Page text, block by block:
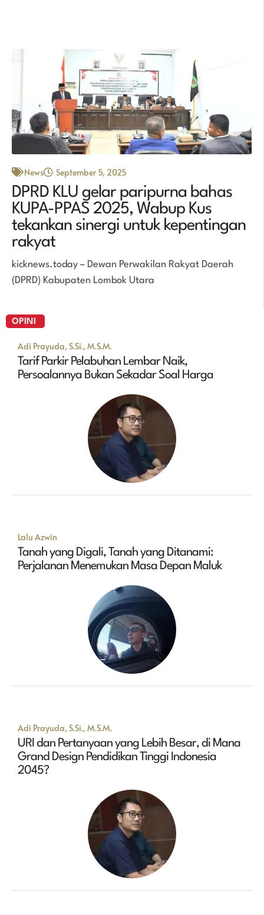
News September 5, 2025
DPRD KLU gelar paripurna bahas
KUPA-PPAS 2025, Wabup Kus
tekankan sinergi untuk kepentingan
rakyat
kicknews.today – Dewan Perwakilan Rakyat Daerah
(DPRD) Kabupaten Lombok Utara
OPINI
Adi Prayuda, S.Si., M.S.M.
Tarif Parkir Pelabuhan Lembar Naik,
Persoalannya Bukan Sekadar Soal Harga
Lalu Azwin
Tanah yang Digali, Tanah yang Ditanami:
Perjalanan Menemukan Masa Depan Maluk
Adi Prayuda, S.Si., M.S.M.
URI dan Pertanyaan yang Lebih Besar, di Mana
Grand Design Pendidikan Tinggi Indonesia
2045?